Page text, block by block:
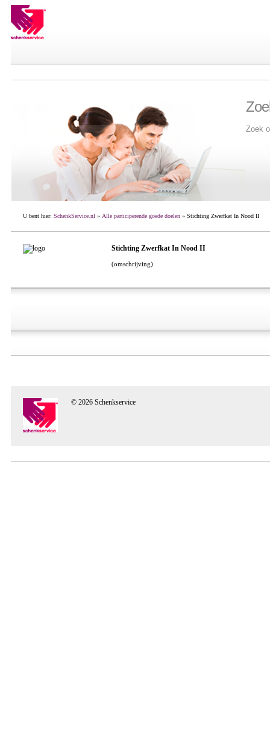
Zoek
U bent hier: SchenkService.nl » Alle participerende goede doelen» Stichting Zwerfkat In Nood II
Stichting Zwerfkat In Nood II
(omschrijving)
© 2026 Schenkservice